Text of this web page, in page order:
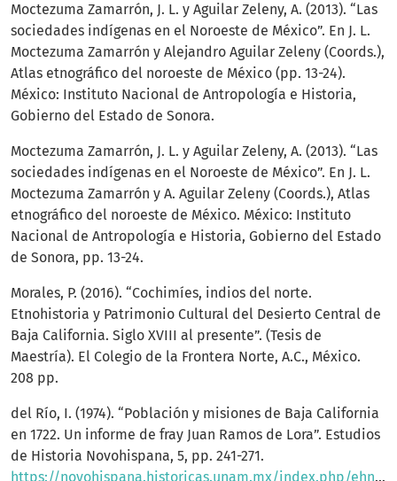
Moctezuma Zamarrón, J. L. y Aguilar Zeleny, A. (2013). “Las
sociedades indígenas en el Noroeste de México”. En J. L.
Moctezuma Zamarrón y Alejandro Aguilar Zeleny (Coords.),
Atlas etnográfico del noroeste de México (pp. 13-24).
México: Instituto Nacional de Antropología e Historia,
Gobierno del Estado de Sonora.
Moctezuma Zamarrón, J. L. y Aguilar Zeleny, A. (2013). “Las
sociedades indígenas en el Noroeste de México”. En J. L.
Moctezuma Zamarrón y A. Aguilar Zeleny (Coords.), Atlas
etnográfico del noroeste de México. México: Instituto
Nacional de Antropología e Historia, Gobierno del Estado
de Sonora, pp. 13-24.
Morales, P. (2016). “Cochimíes, indios del norte.
Etnohistoria y Patrimonio Cultural del Desierto Central de
Baja California. Siglo XVIII al presente”. (Tesis de
Maestría). El Colegio de la Frontera Norte, A.C., México.
208 pp.
del Río, I. (1974). “Población y misiones de Baja California
en 1722. Un informe de fray Juan Ramos de Lora”. Estudios
de Historia Novohispana, 5, pp. 241-271.
https://novohispana.historicas.unam.mx/index.php/ehn/article/view/3245/2800México